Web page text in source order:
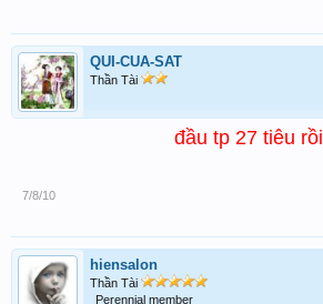
QUI-CUA-SAT
Thần Tài
đầu tp 27 tiêu rồi
7/8/10
hiensalon
Thần Tài
Perennial member